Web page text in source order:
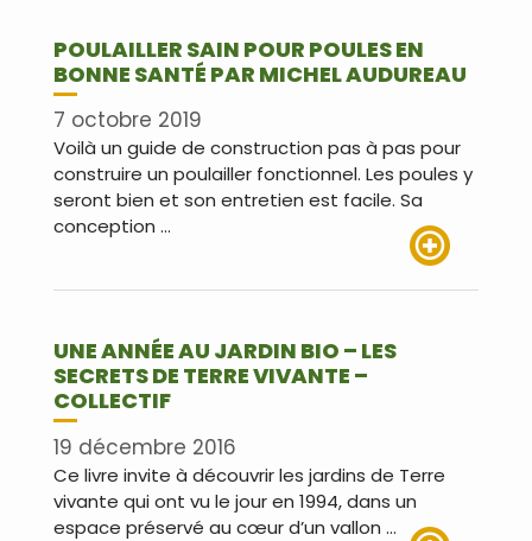
POULAILLER SAIN POUR POULES EN
BONNE SANTÉ PAR MICHEL AUDUREAU
7 octobre 2019
Voilà un guide de construction pas à pas pour
construire un poulailler fonctionnel. Les poules y
seront bien et son entretien est facile. Sa
conception …
UNE ANNÉE AU JARDIN BIO – LES
SECRETS DE TERRE VIVANTE –
COLLECTIF
19 décembre 2016
Ce livre invite à découvrir les jardins de Terre
vivante qui ont vu le jour en 1994, dans un
espace préservé au cœur d’un vallon …